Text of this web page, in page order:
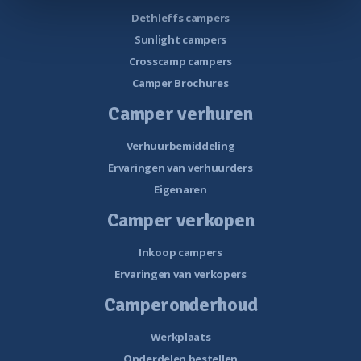
Dethleffs campers
Sunlight campers
Crosscamp campers
Camper Brochures
Camper verhuren
Verhuurbemiddeling
Ervaringen van verhuurders
Eigenaren
Camper verkopen
Inkoop campers
Ervaringen van verkopers
Camperonderhoud
Werkplaats